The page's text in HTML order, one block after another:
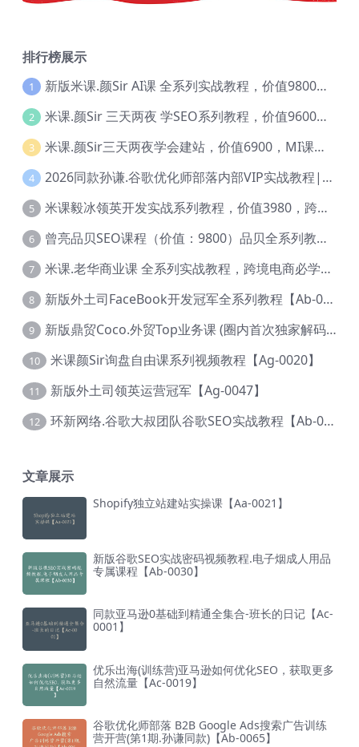
排行榜展示
1 新版米课.颜Sir AI课 全系列实战教程，价值9800，跨境首选！【Ag-0052】
2 米课.颜Sir 三天两夜 学SEO系列教程，价值9600元，跨境人都在学 【Ag-0056】
3 米课.颜Sir三天两夜学会建站，价值6900，MI课甄选课程 【Ag-0055】
4 2026同款孙谦.谷歌优化师部落内部VIP实战教程|价值4999元全网独家解码（官方报名版本）【@034】
5 米课毅冰领英开发实战系列教程，价值3980，跨境必选【Ag-0049】
6 曾亮品贝SEO课程（价值：9800）品贝全系列教程 【Ab-0022】
7 米课.老华商业课 全系列实战教程，跨境电商必学，价值16900元【Ag-0053】
8 新版外土司FaceBook开发冠军全系列教程【Ab-0021】
9 新版鼎贸Coco.外贸Top业务课 (圈内首次独家解码|460节课)【Ag-0091】
10 米课颜Sir询盘自由课系列视频教程【Ag-0020】
11 新版外土司领英运营冠军【Ag-0047】
12 环新网络.谷歌大叔团队谷歌SEO实战教程【Ab-0024】
文章展示
Shopify独立站建站实操课【Aa-0021】
新版谷歌SEO实战密码视频教程.电子烟成人用品
专属课程【Ab-0030】
同款亚马逊0基础到精通全集合-班长的日记【Ac-
0001】
优乐出海(训练营)亚马逊如何优化SEO，获取更多
自然流量【Ac-0019】
谷歌优化师部落 B2B Google Ads搜索广告训练
营开营(第1期.孙谦同款)【Ab-0065】